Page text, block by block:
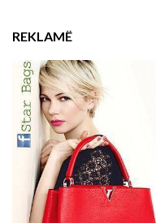
REKLAMË